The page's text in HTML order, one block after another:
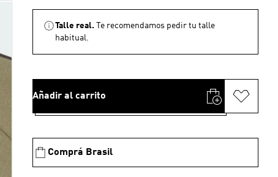
Talle real.
Te recomendamos pedir tu talle
habitual.
Añadir al carrito
Comprá Brasil